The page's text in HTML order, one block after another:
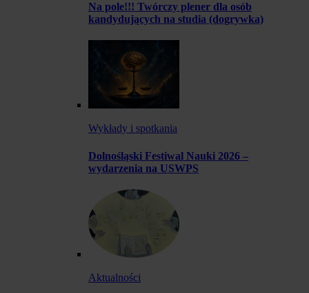
Na pole!!! Twórczy plener dla osób
kandydujących na studia (dogrywka)
Wykłady i spotkania
Dolnośląski Festiwal Nauki 2026 –
wydarzenia na USWPS
Aktualności